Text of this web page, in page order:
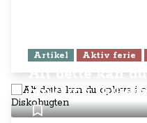
Artikel Aktiv ferie
Alt dette kan
omkring